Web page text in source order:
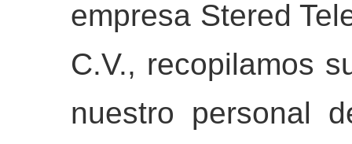
empresa Stered
C.V., recopilamos
nuestro personal